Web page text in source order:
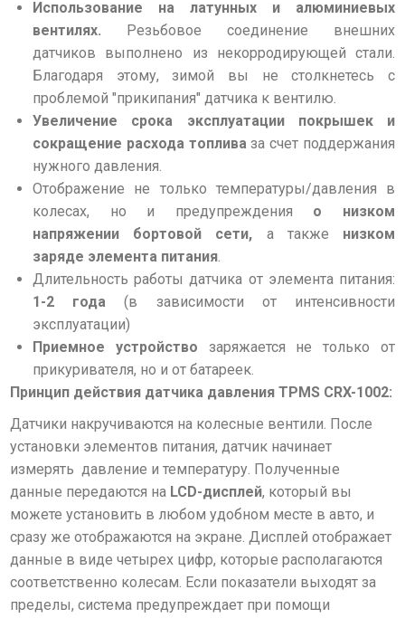
Использование на латунных и алюминиевых
вентилях. Резьбовое соединение внешних
датчиков выполнено из некорродирующей стали.
Благодаря этому, зимой вы не столкнетесь с
проблемой "прикипания" датчика к вентилю.
Увеличение срока эксплуатации покрышек и
сокращение расхода топливаза счет поддержания
нужного давления.
Отображение не только температуры/давления в
колесах, но и предупреждения о низком
напряжении бортовой сети, а также низком
заряде элемента питания.
Длительность работы датчика от элемента питания:
1-2 года (в зависимости от интенсивности
эксплуатации)
Приемное устройство заряжается не только от
прикуривателя, но и от батареек.
Принцип действия датчика давления TPMS CRX-1002:
Датчики накручиваются на колесные вентили. После
установки элементов питания, датчик начинает
измерять давление и температуру. Полученные
данные передаются на LCD-дисплей, который вы
можете установить в любом удобном месте в авто, и
сразу же отображаются на экране. Дисплей отображает
данные в виде четырех цифр, которые располагаются
соответственно колесам. Если показатели выходят за
пределы, система предупреждает при помощи